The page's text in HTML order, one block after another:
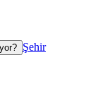
Şehir